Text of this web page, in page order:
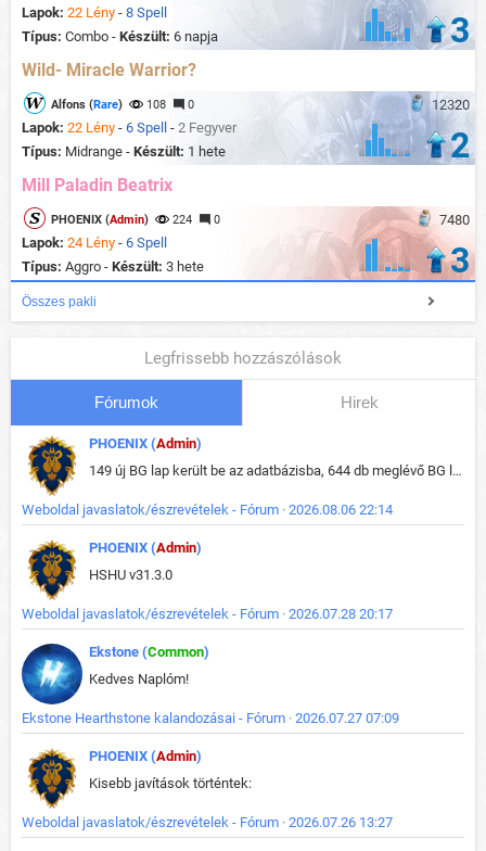
Lapok: 22 Lény - 8 Spell
Típus: Combo - Készült: 6 napja 3
Wild- Miracle Warrior?
12320
Alfons (Rare) 108 0
Lapok: 22 Lény - 6 Spell - 2 Fegyver
Típus: Midrange - Készült: 1 hete 2
Mill Paladin Beatrix
7480
PHOENIX (Admin) 224 0
Lapok: 24 Lény - 6 Spell
Típus: Aggro - Készült: 3 hete 3
Összes pakli
Legfrissebb hozzászólások
Fórumok Hirek
PHOENIX (Admin)
149 új BG lap került be az adatbázisba, 644 db meglévő BG lap módosult, bekerültek az új képek a megváltozott lapokhoz is.
Weboldal javaslatok/észrevételek - Fórum · 2026.08.06 22:14
PHOENIX (Admin)
HSHU v31.3.0
Weboldal javaslatok/észrevételek - Fórum · 2026.07.28 20:17
Ekstone (Common)
Kedves Naplóm!
Ekstone Hearthstone kalandozásai - Fórum · 2026.07.27 07:09
PHOENIX (Admin)
Kisebb javítások történtek:
Weboldal javaslatok/észrevételek - Fórum · 2026.07.26 13:27